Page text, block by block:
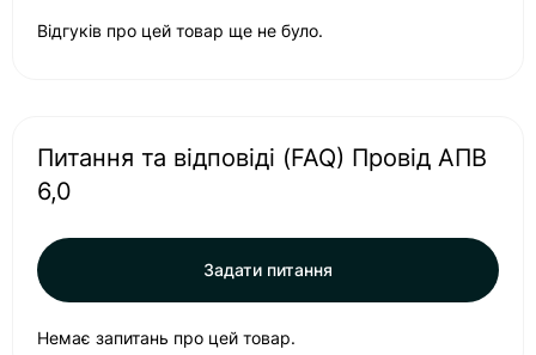
Відгуків про цей товар ще не було.
Питання та відповіді (FAQ) Провід АПВ
6,0
Задати питання
Немає запитань про цей товар.